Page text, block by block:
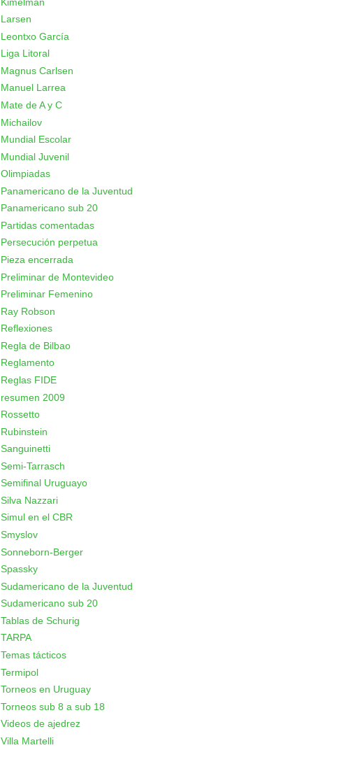
Larsen
Leontxo García
Liga Litoral
Magnus Carlsen
Manuel Larrea
Mate de A y C
Michailov
Mundial Escolar
Mundial Juvenil
Olimpiadas
Panamericano de la Juventud
Panamericano sub 20
Partidas comentadas
Persecución perpetua
Pieza encerrada
Preliminar de Montevideo
Preliminar Femenino
Ray Robson
Reflexiones
Regla de Bilbao
Reglamento
Reglas FIDE
resumen 2009
Rossetto
Rubinstein
Sanguinetti
Semi-Tarrasch
Semifinal Uruguayo
Silva Nazzari
Simul en el CBR
Smyslov
Sonneborn-Berger
Spassky
Sudamericano de la Juventud
Sudamericano sub 20
Tablas de Schurig
TARPA
Temas tácticos
Termipol
Torneos en Uruguay
Torneos sub 8 a sub 18
Videos de ajedrez
Villa Martelli